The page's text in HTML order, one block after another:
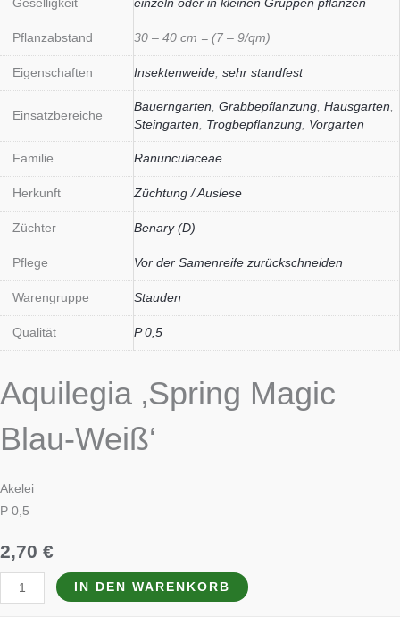
Geselligkeit einzeln oder in kleinen Gruppen pflanzen
Pflanzabstand 30 – 40 cm = (7 – 9/qm)
Eigenschaften Insektenweide sehr standfest
Einsatzbereiche
Bauerngarten Grabbepflanzung Hausgarten
Steingarten
Trogbepflanzung Vorgarten
Familie Ranunculaceae
Herkunft Züchtung / Auslese
Züchter Benary (D)
Pflege Vor der Samenreife zurückschneiden
Warengruppe Stauden
Qualität P 0,5
Aquilegia ‚Spring Magic
Blau-Weiß‘
Akelei
P 0,5
2,70 €
IN DEN WARENKORB